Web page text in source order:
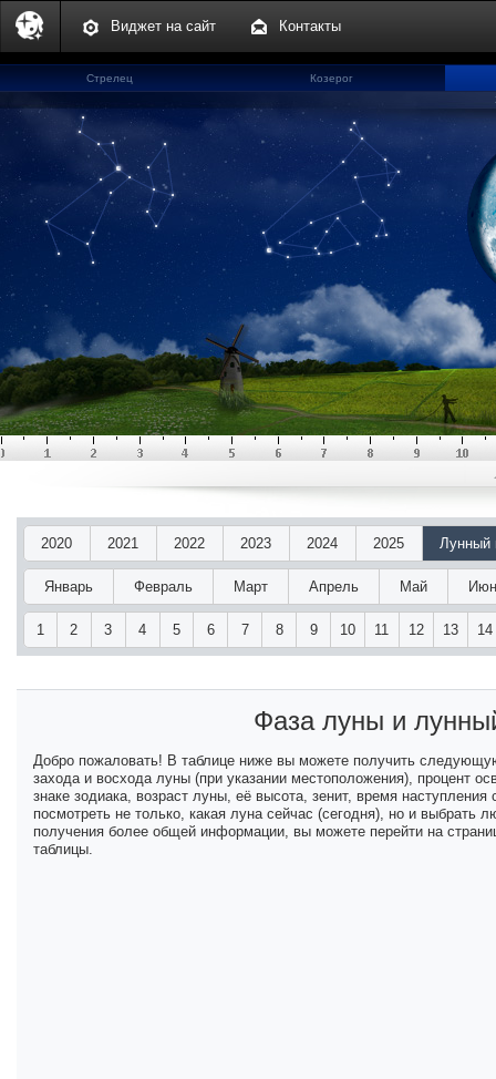
Виджет на сайт Контакты
Стрелец
Козерог
2020 2021 2022 2023 2024 2025 Лунный
Январь Февраль Март Апрель Май
1 2 3 4 5 6 7 8 9 10 11 12 13 14
Фаза луны и
Добро пожаловать! В таблице ниже вы можете получить
захода и восхода луны (при указании местоположения), процент
знаке зодиака, возраст луны, её высота, зенит, время
посмотреть не только, какая луна сейчас (сегодня), но и
получения более общей информации, вы можете перейти на
таблицы.